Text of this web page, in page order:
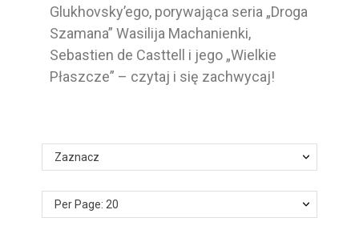
Glukhovsky’ego, porywająca seria „Droga
Szamana” Wasilija Machanienki,
Sebastien de Casttell i jego „Wielkie
Płaszcze” – czytaj i się zachwycaj!
Zaznacz
Per Page: 20